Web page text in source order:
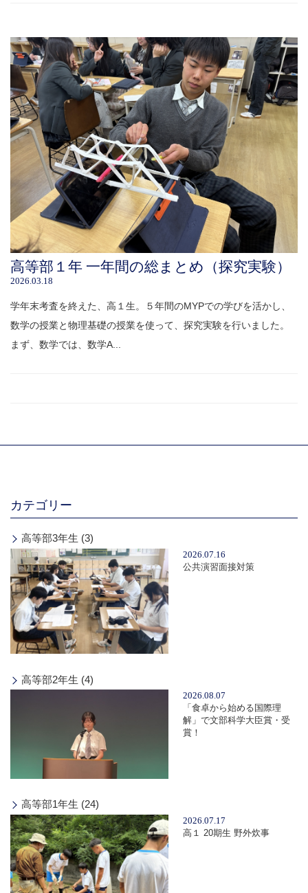
高等部１年 一年間の総まとめ（探究実験）
2026.03.18
学年末考査を終えた、高１生。５年間のMYPでの学びを活かし、
数学の授業と物理基礎の授業を使って、探究実験を行いました。
まず、数学では、数学A...
カテゴリー
高等部3年生 (3)
2026.07.16
公共演習面接対策
高等部2年生 (4)
2026.08.07
「食卓から始める国際理
解」で文部科学大臣賞・受
賞！
高等部1年生 (24)
2026.07.17
高１ 20期生 野外炊事